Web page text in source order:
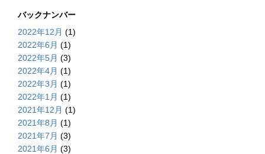
バックナンバー
2022年12月 (1)
2022年6月 (1)
2022年5月 (3)
2022年4月 (1)
2022年3月 (1)
2022年1月 (1)
2021年12月 (1)
2021年8月 (1)
2021年7月 (3)
2021年6月 (3)